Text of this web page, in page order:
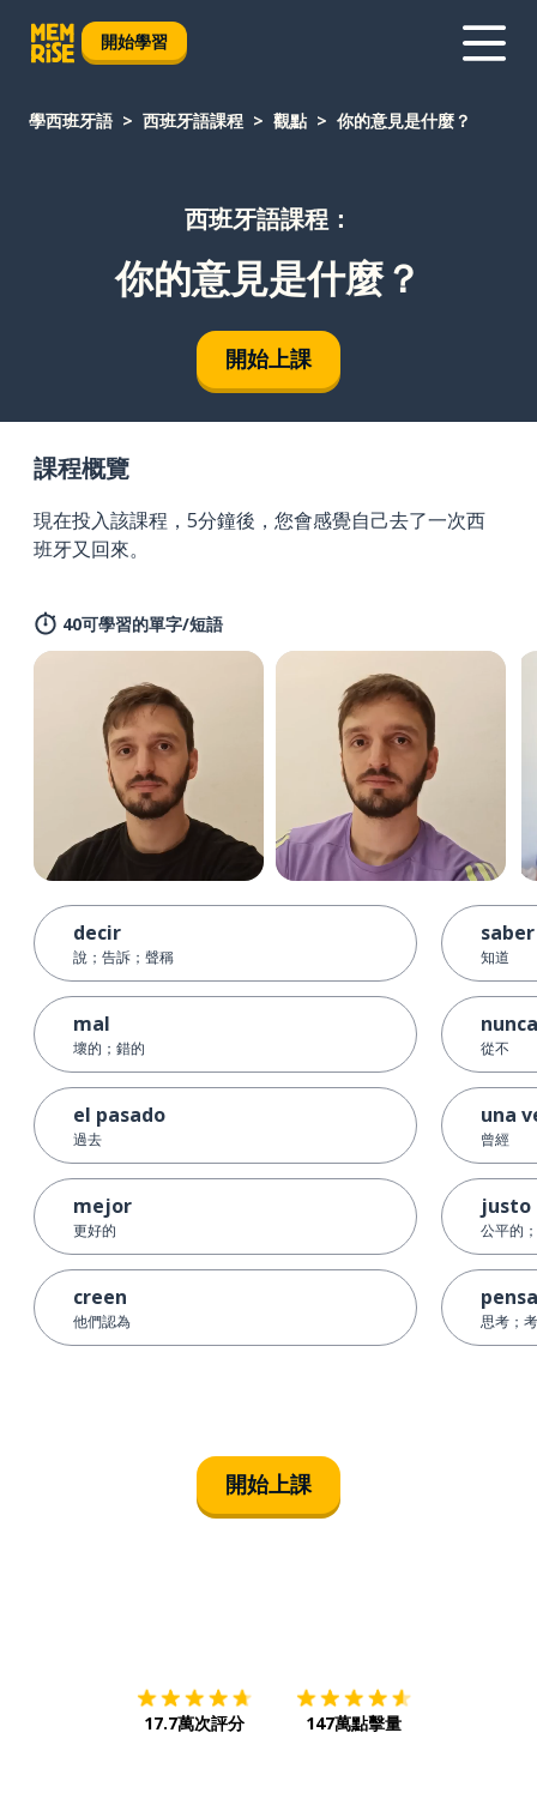
開始學習
學西班牙語 西班牙語課程 觀點 你的意見是什麼？
西班牙語課程：
你的意見是什麼？
開始上課
課程概覽
現在投入該課程，5分鐘後，您會感覺自己去了一次西
班牙又回來。
40可學習的單字/短語
decir
說；告訴；聲稱
mal
壞的；錯的
el pasado
過去
mejor
更好的
creen
他們認為
saber
知道
nunca
從不
una
曾經
justo
公平的
思考；
開始上課
17.7萬次評分 147萬點擊量